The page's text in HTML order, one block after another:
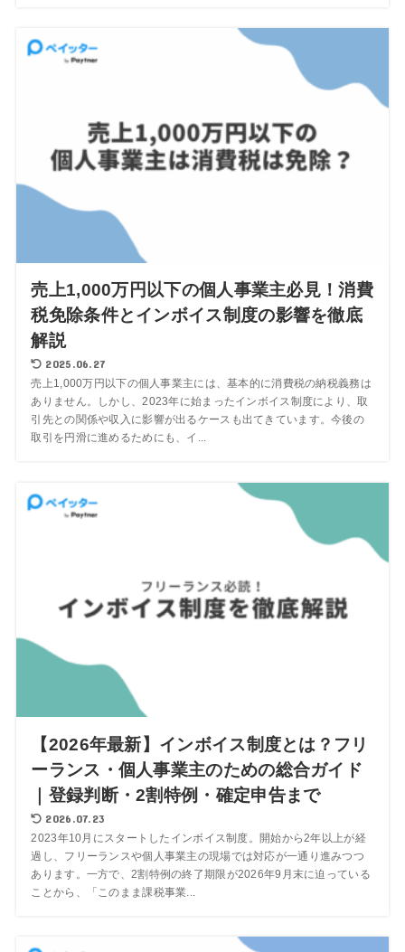
売上1,000万円以下の個人事業主必見！消費
税免除条件とインボイス制度の影響を徹底
解説
2025.06.27
売上1,000万円以下の個人事業主には、基本的に消費税の納税義務は
ありません。しかし、2023年に始まったインボイス制度により、取
引先との関係や収入に影響が出るケースも出てきています。今後の
取引を円滑に進めるためにも、イ...
【2026年最新】インボイス制度とは？フリ
ーランス・個人事業主のための総合ガイド
｜登録判断・2割特例・確定申告まで
2026.07.23
2023年10月にスタートしたインボイス制度。開始から2年以上が経
過し、フリーランスや個人事業主の現場では対応が一通り進みつつ
あります。一方で、2割特例の終了期限が2026年9月末に迫っている
ことから、「このまま課税事業...